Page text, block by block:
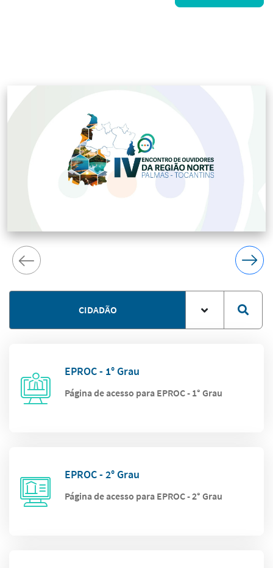
CIDADÃO
EPROC - 1° Grau
Página de acesso para EPROC - 1° Grau
EPROC - 2° Grau
Página de acesso para EPROC - 2° Grau